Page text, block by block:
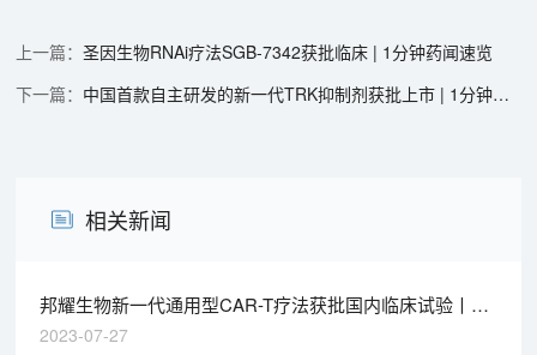
圣因生物RNAi疗法SGB-7342获批临床 | 1分钟药闻速览
中国首款自主研发的新一代TRK抑制剂获批上市 | 1分钟药闻速览
相关新闻
邦耀生物新一代通用型CAR-T疗法获批国内临床试验丨
“美”天新药事
2023-07-27